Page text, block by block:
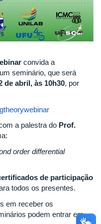
convida a
seminário, que será
de abril, às 10h30, por
a palestra do Prof.
order differential
de participação
todos os presentes.
em receber os
podem entrar em